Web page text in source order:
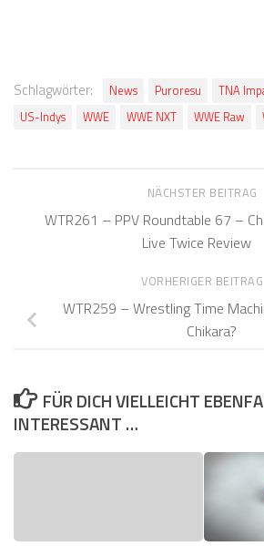
Schlagwörter: News Puroresu
TNA
US-Indys
WWE WWE NXT WWE Raw
NÄCHSTER BEITRAG
WTR261 – PPV Roundtable 67 –
Live Twice Review
VORHERIGER BEITRAG
WTR259 – Wrestling Time
Chikara?
FÜR DICH VIELLEICHT
INTERESSANT …